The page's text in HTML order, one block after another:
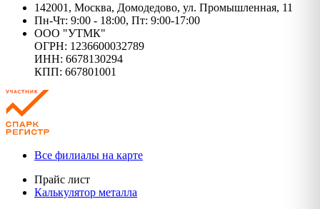
142001, Москва, Домодедово, ул. Промышленная, 11
Пн-Чт: 9:00 - 18:00, Пт: 9:00-17:00
ООО "УТМК"
ОГРН: 1236600032789
ИНН: 6678130294
КПП: 667801001
Все филиалы на карте
Прайс лист
Калькулятор металла